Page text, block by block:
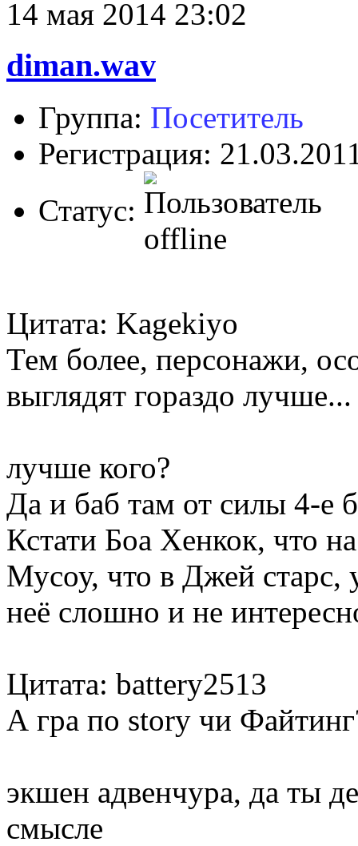
14 мая 2014 23:02
diman.wav
Группа: Посетитель
Регистрация:
Статус:
Цитата: Kagekiyo
Тем более, персонажи,
выглядят гораздо лучше...
лучше кого?
Да и баб там от силы 4-е
Кстати Боа Хенкок, что
Мусоу, что в Джей старс,
неё слошно и не
Цитата: battery2513
А гра по story чи
экшен адвенчура, да ты
смысле